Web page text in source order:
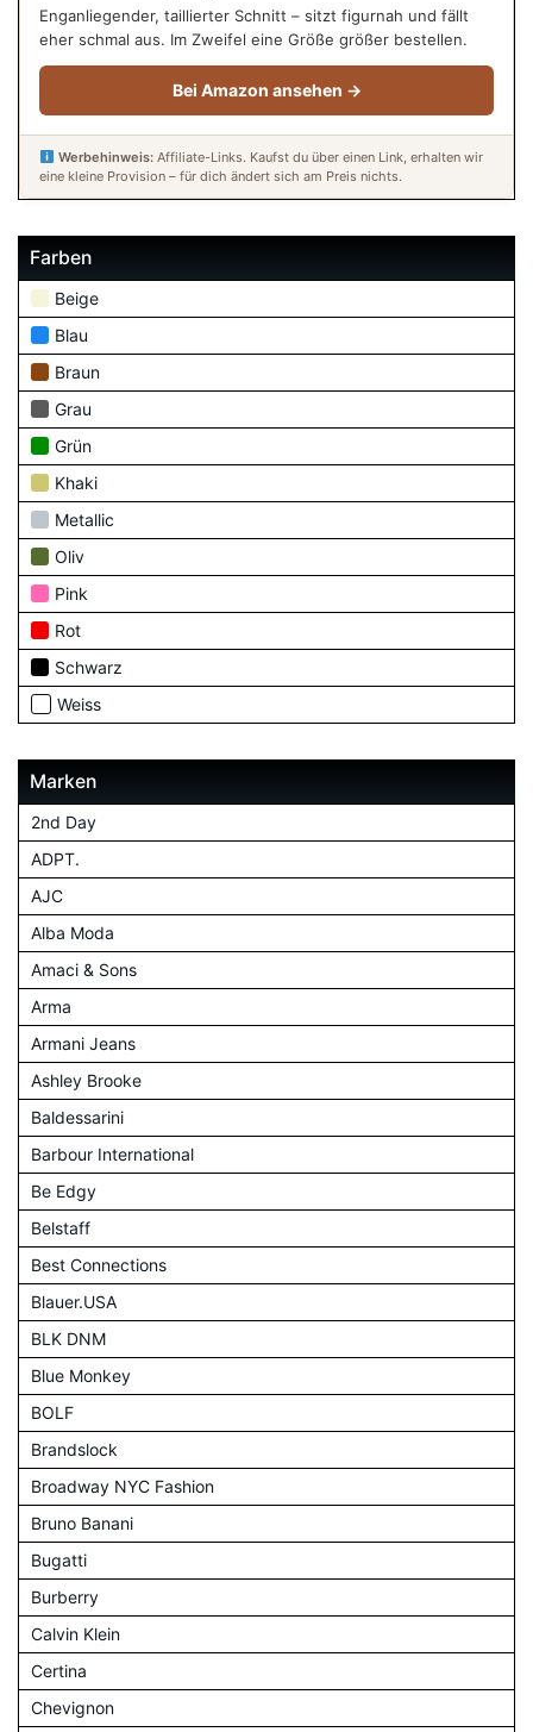
Enganliegender, taillierter Schnitt – sitzt figurnah und fällt
eher schmal aus. Im Zweifel eine Größe größer bestellen.
Bei Amazon ansehen →
Werbehinweis:Affiliate-Links. Kaufst du über einen Link, erhalten wir
eine kleine Provision – für dich ändert sich am Preis nichts.
Farben
Beige
Blau
Braun
Grau
Grün
Khaki
Metallic
Oliv
Pink
Rot
Schwarz
Weiss
Marken
2nd Day
ADPT.
AJC
Alba Moda
Amaci & Sons
Arma
Armani Jeans
Ashley Brooke
Baldessarini
Barbour International
Be Edgy
Belstaff
Best Connections
Blauer.USA
BLK DNM
Blue Monkey
BOLF
Brandslock
Broadway NYC Fashion
Bruno Banani
Bugatti
Burberry
Calvin Klein
Certina
Chevignon